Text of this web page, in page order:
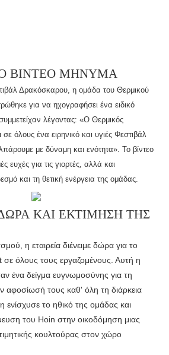
ΒΊΝΤΕΟ ΜΉΝΥΜΑ
Δρακόσκαρου, η ομάδα του Θερμικού
για να ηχογραφήσει ένα ειδικό
συμμετείχαν λέγοντας: «Ο Θερμικός
όλους ένα ειρηνικό και υγιές Φεστιβάλ
με δύναμη και ενότητα». Το βίντεο
ευχές για τις γιορτές, αλλά και
και τη θετική ενέργεια της ομάδας.
ΚΑΙ ΕΚΤΊΜΗΣΗ ΤΗΣ
η εταιρεία διένειμε δώρα για το
όλους τους εργαζομένους. Αυτή η
ένα δείγμα ευγνωμοσύνης για τη
αφοσίωσή τους καθ' όλη τη διάρκεια
το ηθικό της ομάδας και
του Hoin στην οικοδόμηση μιας
κουλτούρας στον χώρο